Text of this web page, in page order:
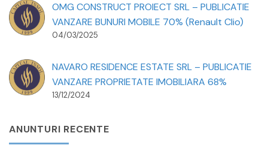
OMG CONSTRUCT PROIECT SRL – PUBLICATIE
VANZARE BUNURI MOBILE 70% (Renault Clio)
04/03/2025
NAVARO RESIDENCE ESTATE SRL – PUBLICATIE
VANZARE PROPRIETATE IMOBILIARA 68%
13/12/2024
ANUNTURI RECENTE